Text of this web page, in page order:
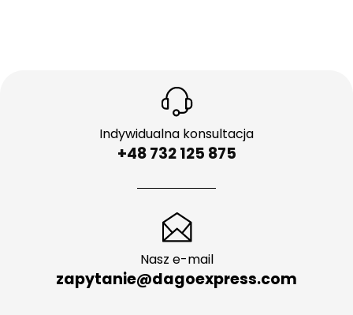
Indywidualna konsultacja
+48 732 125 875
Nasz e-mail
zapytanie@dagoexpress.com